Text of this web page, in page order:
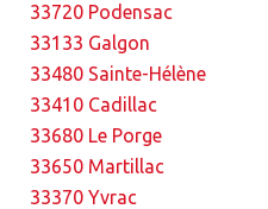
33720 Podensac
33133 Galgon
33480 Sainte-Hélène
33410 Cadillac
33680 Le Porge
33650 Martillac
33370 Yvrac